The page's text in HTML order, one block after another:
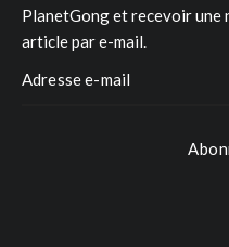
PlanetGong et recevoir une
article par e-mail.